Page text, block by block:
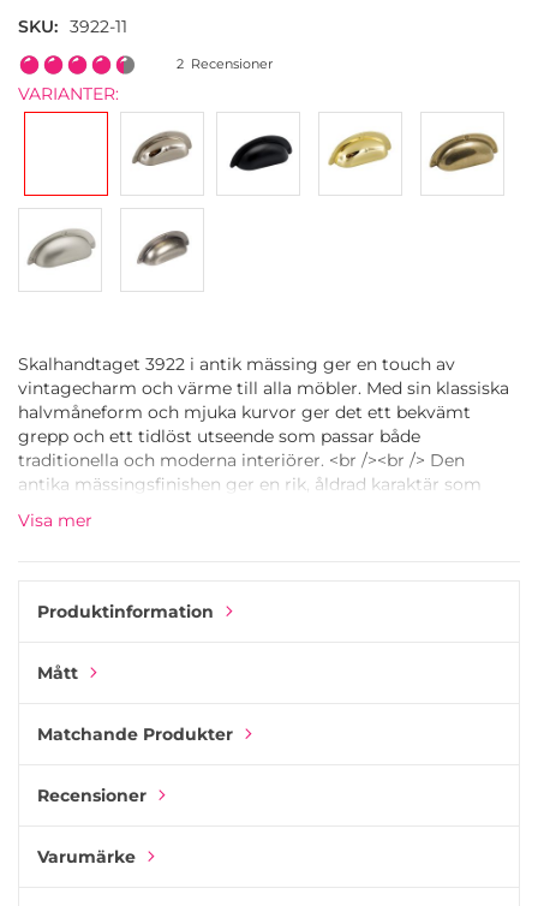
bildgalleriet
SKU
3922-11
Rating:
90
% of100
2 Recensioner
VARIANTER:
Skalhandtaget 3922 i antik mässing ger en touch av
vintagecharm och värme till alla möbler. Med sin klassiska
halvmåneform och mjuka kurvor ger det ett bekvämt
grepp och ett tidlöst utseende som passar både
traditionella och moderna interiörer. <br /><br /> Den
antika mässingsfinishen ger en rik, åldrad karaktär som
passar vackert ihop med målade skåp, mörkt trä eller
rustika ytor. Dekorativa skruvdetaljer fulländar den
Perfekt för lådor, skåp och köksinredning där klassisk stil
Visa mer
Produktinformation
Mått
Matchande Produkter
Recensioner
Varumärke